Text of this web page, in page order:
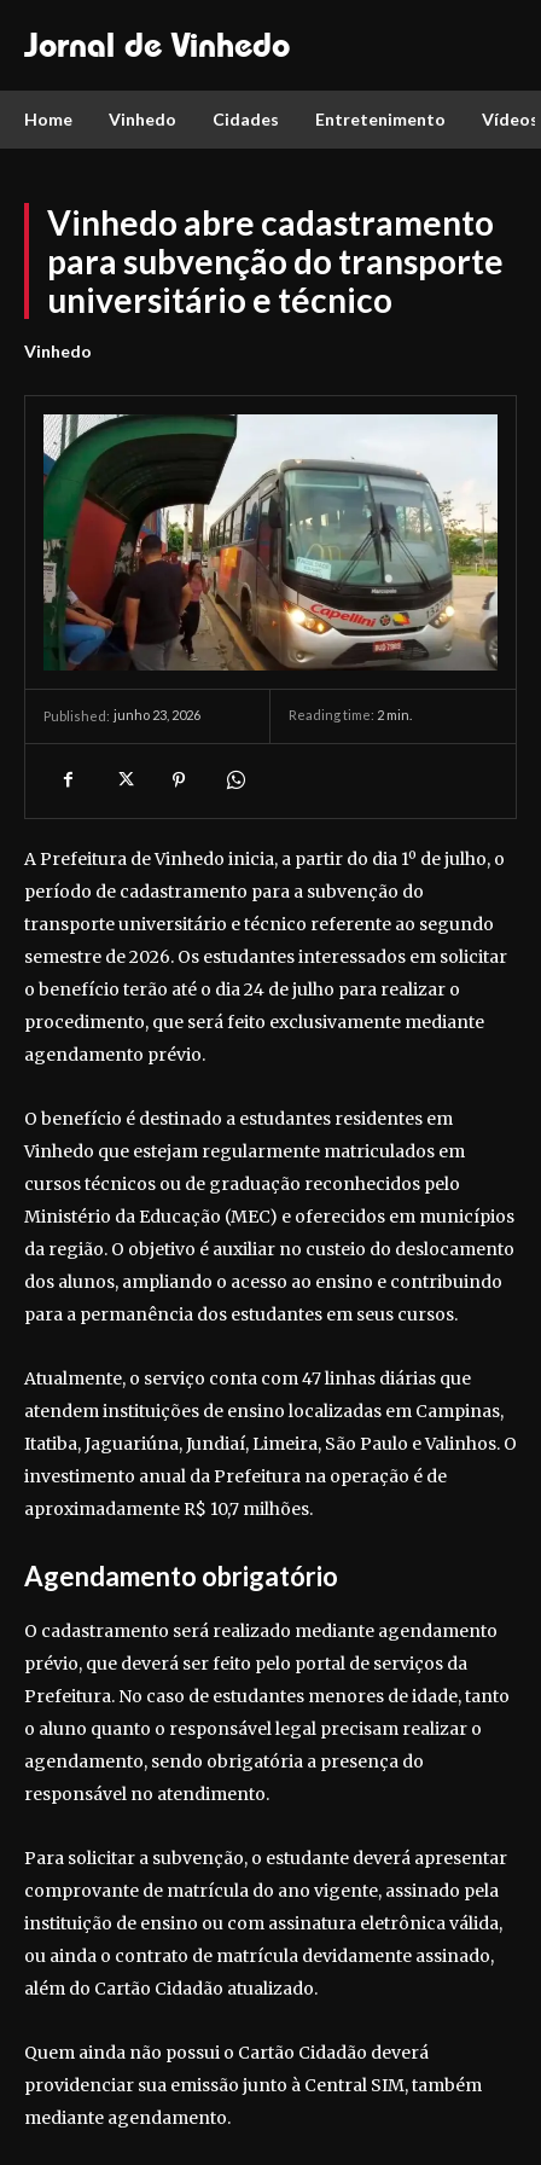
Jornal de Vinhedo
Home Vinhedo Cidades Entretenimento Vídeos
Vinhedo abre cadastramento
para subvenção do transporte
universitário e técnico
Vinhedo
Published: junho 23, 2026 Reading time: 2 min.
A Prefeitura de Vinhedo inicia, a partir do dia 1º de julho, o
período de cadastramento para a subvenção do
transporte universitário e técnico referente ao segundo
semestre de 2026. Os estudantes interessados em solicitar
o benefício terão até o dia 24 de julho para realizar o
procedimento, que será feito exclusivamente mediante
agendamento prévio.
O benefício é destinado a estudantes residentes em
Vinhedo que estejam regularmente matriculados em
cursos técnicos ou de graduação reconhecidos pelo
Ministério da Educação (MEC) e oferecidos em municípios
da região. O objetivo é auxiliar no custeio do deslocamento
dos alunos, ampliando o acesso ao ensino e contribuindo
para a permanência dos estudantes em seus cursos.
Atualmente, o serviço conta com 47 linhas diárias que
atendem instituições de ensino localizadas em Campinas,
Itatiba, Jaguariúna, Jundiaí, Limeira, São Paulo e Valinhos. O
investimento anual da Prefeitura na operação é de
aproximadamente R$ 10,7 milhões.
Agendamento obrigatório
O cadastramento será realizado mediante agendamento
prévio, que deverá ser feito pelo portal de serviços da
Prefeitura. No caso de estudantes menores de idade, tanto
o aluno quanto o responsável legal precisam realizar o
agendamento, sendo obrigatória a presença do
responsável no atendimento.
Para solicitar a subvenção, o estudante deverá apresentar
comprovante de matrícula do ano vigente, assinado pela
instituição de ensino ou com assinatura eletrônica válida,
ou ainda o contrato de matrícula devidamente assinado,
além do Cartão Cidadão atualizado.
Quem ainda não possui o Cartão Cidadão deverá
providenciar sua emissão junto à Central SIM, também
mediante agendamento.